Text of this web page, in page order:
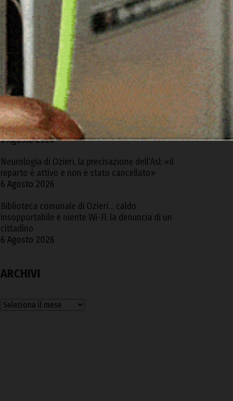
Calangianus ospita il “Forum della filiera
bovina”
6 Agosto 2026
Il sindaco di Calangianus chiede la chiusura del
centro di prima accoglienza: «Situazione non
più tollerabile»,
6 Agosto 2026
Dalla Regione 4,6 milioni per Ozieri: «Ora la
maggioranza si dimostri all’altezza di saper
gestire queste risorse»
6 Agosto 2026
Neurologia di Ozieri, la precisazione dell’Asl: «il
reparto è attivo e non è stato cancellato»
6 Agosto 2026
Biblioteca comunale di Ozieri… caldo
insopportabile e niente Wi-Fi: la denuncia di un
cittadino
6 Agosto 2026
ARCHIVI
Archivi